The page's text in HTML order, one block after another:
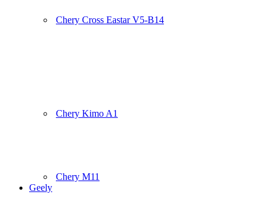
Chery Cross Eastar V5-B14
Chery Kimo A1
Chery M11
Geely